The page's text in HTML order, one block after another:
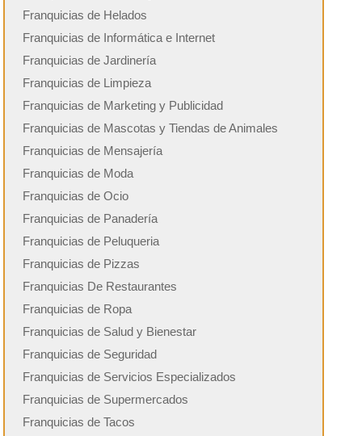
Franquicias de Helados
Franquicias de Informática e Internet
Franquicias de Jardinería
Franquicias de Limpieza
Franquicias de Marketing y Publicidad
Franquicias de Mascotas y Tiendas de Animales
Franquicias de Mensajería
Franquicias de Moda
Franquicias de Ocio
Franquicias de Panadería
Franquicias de Peluqueria
Franquicias de Pizzas
Franquicias De Restaurantes
Franquicias de Ropa
Franquicias de Salud y Bienestar
Franquicias de Seguridad
Franquicias de Servicios Especializados
Franquicias de Supermercados
Franquicias de Tacos